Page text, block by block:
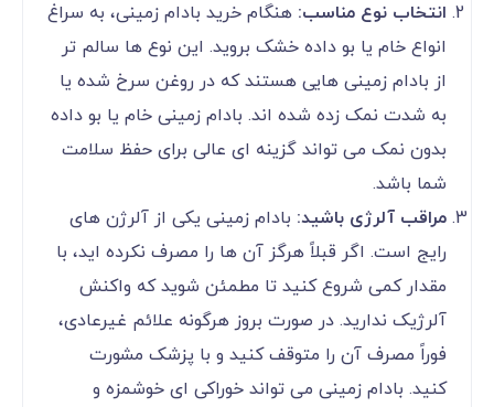
انتخاب نوع مناسب: هنگام خرید بادام زمینی، به سراغ
انواع خام یا بو داده خشک بروید. این نوع‌ ها سالم‌ تر
از بادام‌ زمینی‌ هایی هستند که در روغن سرخ شده یا
به شدت نمک زده شده ‌اند. بادام زمینی خام یا بو داده
بدون نمک می‌ تواند گزینه ‌ای عالی برای حفظ سلامت
شما باشد.
مراقب آلرژی باشید: بادام زمینی یکی از آلرژن ‌های
رایج است. اگر قبلاً هرگز آن‌ ها را مصرف نکرده‌ اید، با
مقدار کمی شروع کنید تا مطمئن شوید که واکنش
آلرژیک ندارید. در صورت بروز هرگونه علائم غیرعادی،
فوراً مصرف آن را متوقف کنید و با پزشک مشورت
کنید. بادام زمینی می ‌تواند خوراکی ای خوشمزه و